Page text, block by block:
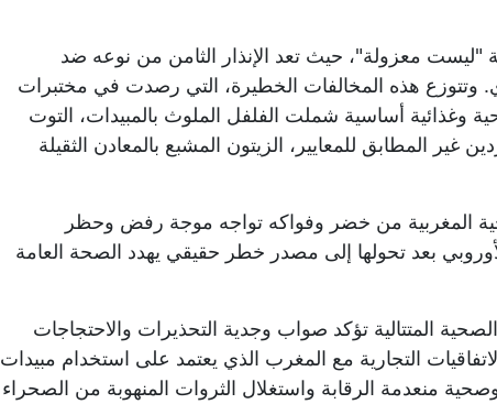
"ليست معزولة"، حيث تعد الإنذار الثامن من نوعه ضد
وتتوزع هذه المخالفات الخطيرة، التي رصدت في مختبرات
وغذائية أساسية شملت الفلفل الملوث بالمبيدات، التوت
غير المطابق للمعايير، الزيتون المشبع بالمعادن الثقيلة
المغربية من خضر وفواكه تواجه موجة رفض وحظر
بعد تحولها إلى مصدر خطر حقيقي يهدد الصحة العامة
المتتالية تؤكد صواب وجدية التحذيرات والاحتجاجات
التجارية مع المغرب الذي يعتمد على استخدام مبيدات
منعدمة الرقابة واستغلال الثروات المنهوبة من الصحراء